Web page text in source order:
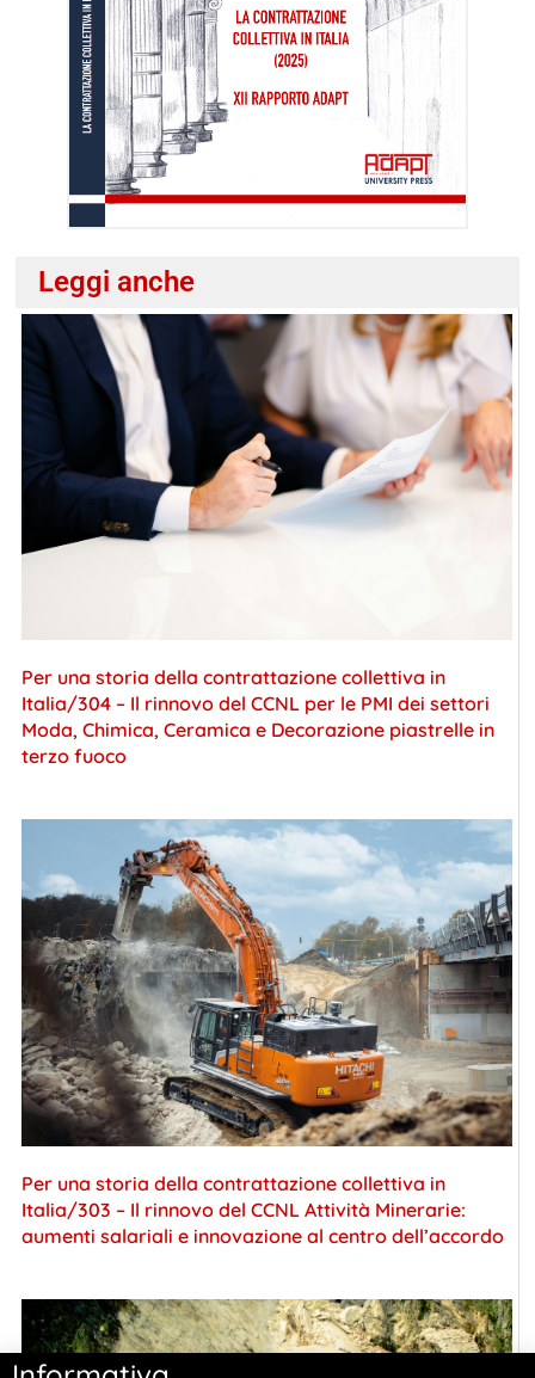
Leggi anche
Per una storia della contrattazione collettiva in
Italia/304 – Il rinnovo del CCNL per le PMI dei settori
Moda, Chimica, Ceramica e Decorazione piastrelle in
terzo fuoco
Per una storia della contrattazione collettiva in
Italia/303 – Il rinnovo del CCNL Attività Minerarie:
aumenti salariali e innovazione al centro dell’accordo